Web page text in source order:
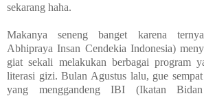
sekarang haha.
Makanya seneng banget karena
Abhipraya Insan Cendekia Indonesia)
giat sekali melakukan berbagai program
literasi gizi. Bulan Agustus lalu, gue
yang menggandeng IBI (Ikatan